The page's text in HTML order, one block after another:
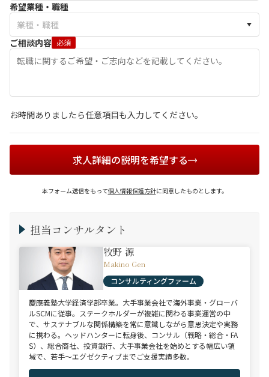
希望業種・職種
ご相談内容 必須
お時間ありましたら任意項目も入力してください。
求人詳細の説明を希望する
本フォーム送信をもって個人情報保護方針に同意したものとします。
担当コンサルタント
牧野 源
Makino Gen
コンサルティングファーム
慶應義塾大学経済学部卒業。大手事業会社で海外事業・グローバ
ルSCMに従事。ステークホルダーが複雑に関わる事業運営の中
で、サステナブルな関係構築を常に意識しながら意思決定や実務
に携わる。ヘッドハンターに転身後、コンサル（戦略・総合・FA
S）、総合商社、投資銀行、大手事業会社を始めとする幅広い領
域で、若手～エグゼクティブまでご支援実績多数。